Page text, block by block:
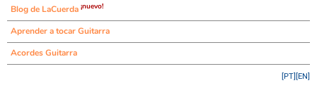
Blog de LaCuerda ¡nuevo!
Aprender a tocar Guitarra
Acordes Guitarra
[EN]
[PT]